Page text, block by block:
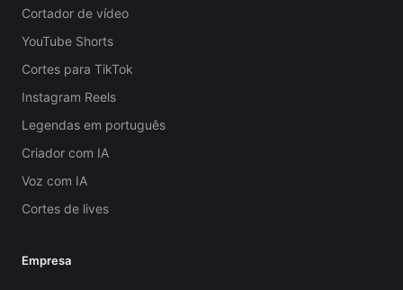
Cortador de vídeo
YouTube Shorts
Cortes para TikTok
Instagram Reels
Legendas em português
Criador com IA
Voz com IA
Cortes de lives
Empresa